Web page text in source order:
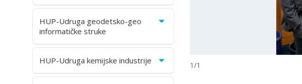
HUP-Udruga geodetsko-geo
informatičke struke
HUP-Udruga kemijske industrije 1/1